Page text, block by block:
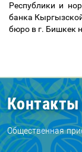
Республики и
банка
бюро в г. Бишкек
Контакты
Общественная